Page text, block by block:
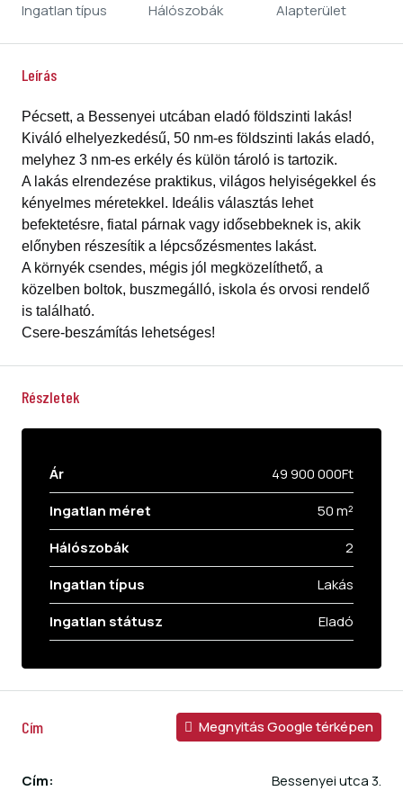
Ingatlan típus
Hálószobák
Alapterület
Leírás
Pécsett, a Bessenyei utcában eladó földszinti lakás!
Kiváló elhelyezkedésű, 50 nm-es földszinti lakás eladó,
melyhez 3 nm-es erkély és külön tároló is tartozik.
A lakás elrendezése praktikus, világos helyiségekkel és
kényelmes méretekkel. Ideális választás lehet
befektetésre, fiatal párnak vagy idősebbeknek is, akik
előnyben részesítik a lépcsőzésmentes lakást.
A környék csendes, mégis jól megközelíthető, a
közelben boltok, buszmegálló, iskola és orvosi rendelő
is található.
Csere-beszámítás lehetséges!
Részletek
Ár
49 900 000Ft
Ingatlan méret
50 m²
Hálószobák
2
Ingatlan típus
Lakás
Ingatlan státusz
Eladó
Cím Megnyitás Google térképen
Cím:
Bessenyei utca 3.